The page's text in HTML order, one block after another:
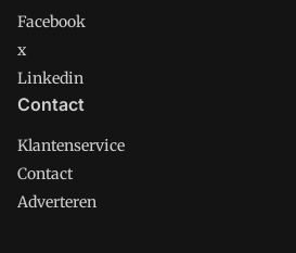
Facebook
x
Linkedin
Contact
Klantenservice
Contact
Adverteren